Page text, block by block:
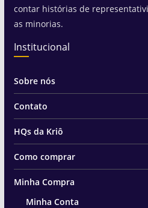
contar histórias de
as minorias.
Institucional
Sobre nós
Contato
HQs da Kriô
Como comprar
Minha Compra
Minha Conta